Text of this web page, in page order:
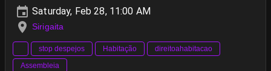
Saturday, Feb 28, 11:00 AM
Sirigaita
stop despejos Habitação
direitoahabitacao
Assembleia